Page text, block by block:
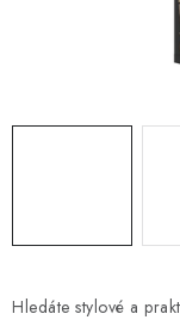
Podmínky vrácení
Hledáte stylové a